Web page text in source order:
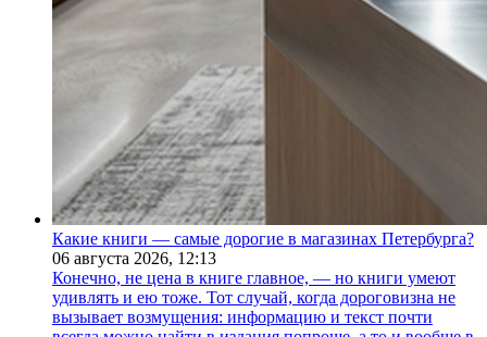
Какие книги — самые дорогие в магазинах Петербурга?
06 августа 2026, 12:13
Конечно, не цена в книге главное, — но книги умеют
удивлять и ею тоже. Тот случай, когда дороговизна не
вызывает возмущения: информацию и текст почти